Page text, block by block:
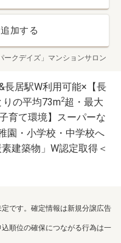
加する
ークデイズ」マンションサロン
長居駅W利用可能×【長
りの平均73m2超・最大
育て環境】スーパーな
園・小学校・中学校へ
建築物」W認定取得＜
です。確定情報は新規分譲広告
順位の確保につながる行為は一